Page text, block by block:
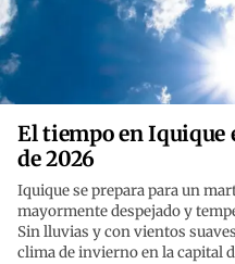
El tiempo en Iquique
de 2026
Iquique se prepara para un
mayormente despejado y
Sin lluvias y con vientos
clima de invierno en la capital